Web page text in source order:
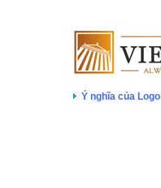
Ý nghĩa của Logo